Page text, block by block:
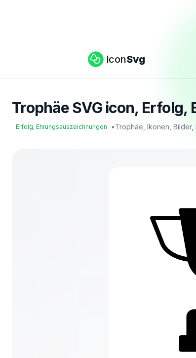
iconSvg
Trophäe SVG icon,
Erfolg, Ehrungsauszeichnungen •Trophäe, Ikonen,